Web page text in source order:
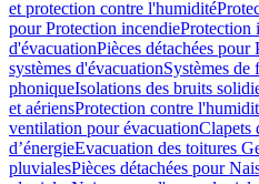
et protection contre l'humidité
pour Protection incendieProtection
d'évacuationPièces détachées
systèmes d'évacuationSystèmes de
phoniqueIsolations des bruits
et aériensProtection contre
ventilation pour évacuationClapets
d’énergieEvacuation des toitures
pluvialesPièces détachées pour